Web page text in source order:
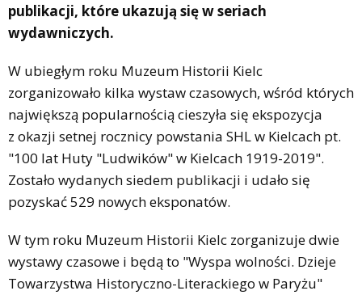
publikacji, które ukazują się w seriach
wydawniczych.
W ubiegłym roku Muzeum Historii Kielc
zorganizowało kilka wystaw czasowych, wśród których
największą popularnością cieszyła się ekspozycja
z okazji setnej rocznicy powstania SHL w Kielcach pt.
"100 lat Huty "Ludwików" w Kielcach 1919-2019".
Zostało wydanych siedem publikacji i udało się
pozyskać 529 nowych eksponatów.
W tym roku Muzeum Historii Kielc zorganizuje dwie
wystawy czasowe i będą to "Wyspa wolności. Dzieje
Towarzystwa Historyczno-Literackiego w Paryżu"